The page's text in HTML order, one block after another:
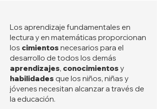
Los aprendizaje fundamentales en
lectura y en matemáticas proporcionan
los cimientos necesarios para el
desarrollo de todos los demás
aprendizajes, conocimientos y
habilidades que los niños, niñas y
jóvenes necesitan alcanzar a través de
la educación.